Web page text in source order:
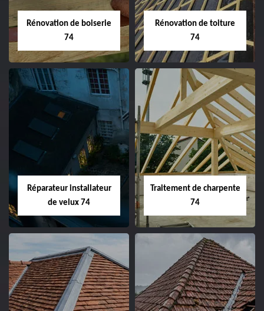
Rénovation de boiserie
74
Rénovation de toiture
74
Réparateur installateur
de velux 74
Traitement de charpente
74